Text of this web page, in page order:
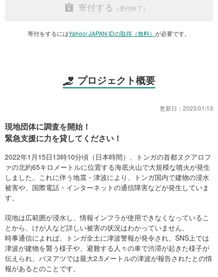
寄付する
寄付をするにはYahoo! JAPAN IDの取得（無料） が必要です。
プロジェクト概要
更新日： 2023/01/13
現地団体に調査を開始！
緊急支援に力を貸してください！
2022年1月15日13時10分頃（日本時間）、トンガの首都ヌクアロフ
ァの北約65キロメートルに位置する海底火山で大規模な噴火が発生
しました。これに伴う地震・津波により、トンガ国内で建物の浸水
被害や、国際電話・インターネットの通信障害などが発生していま
す。
現地は広範囲が浸水し、情報インフラが使用できなくなっているこ
とから、けが人など詳しい被害の状況はわかっていません。
時事通信によれば、トンガ全土に津波警報が発令され、SNS上では
津波が建物を襲う様子や、避難する人々の車で渋滞が起きた様子が
伝えられ、バヌアツでは最大2.5メートルの津波が報告されたとの情
報があるとのことです。